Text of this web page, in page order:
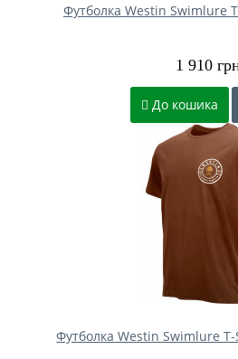
Футболка Westin Swimlure
1 910
До кошика
Футболка Westin Swimlure T-